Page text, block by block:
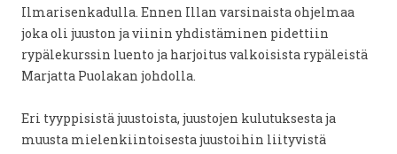
Ilmarisenkadulla. Ennen Illan varsinaista ohjelmaa
joka oli juuston ja viinin yhdistäminen pidettiin
rypälekurssin luento ja harjoitus valkoisista rypäleistä
Marjatta Puolakan johdolla.
Eri tyyppisistä juustoista, juustojen kulutuksesta ja
muusta mielenkiintoisesta juustoihin liityvistä